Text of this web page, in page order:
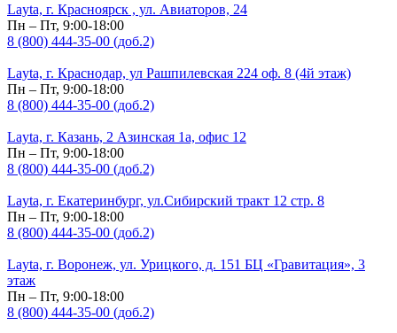
Layta, г. Красноярск , ул. Авиаторов, 24
Пн – Пт, 9:00-18:00
8 (800) 444-35-00 (доб.2)
Layta, г. Краснодар, ул Рашпилевская 224 оф. 8 (4й этаж)
Пн – Пт, 9:00-18:00
8 (800) 444-35-00 (доб.2)
Layta, г. Казань, 2 Азинская 1а, офис 12
Пн – Пт, 9:00-18:00
8 (800) 444-35-00 (доб.2)
Layta, г. Екатеринбург, ул.Сибирский тракт 12 стр. 8
Пн – Пт, 9:00-18:00
8 (800) 444-35-00 (доб.2)
Layta, г. Воронеж, ул. Урицкого, д. 151 БЦ «Гравитация», 3
этаж
Пн – Пт, 9:00-18:00
8 (800) 444-35-00 (доб.2)